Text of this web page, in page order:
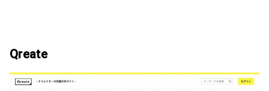
Qreate